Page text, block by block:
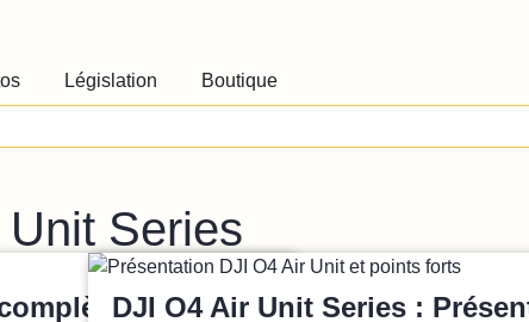
Législation
Boutique
Series
des
DJI O4 Air Unit Series :